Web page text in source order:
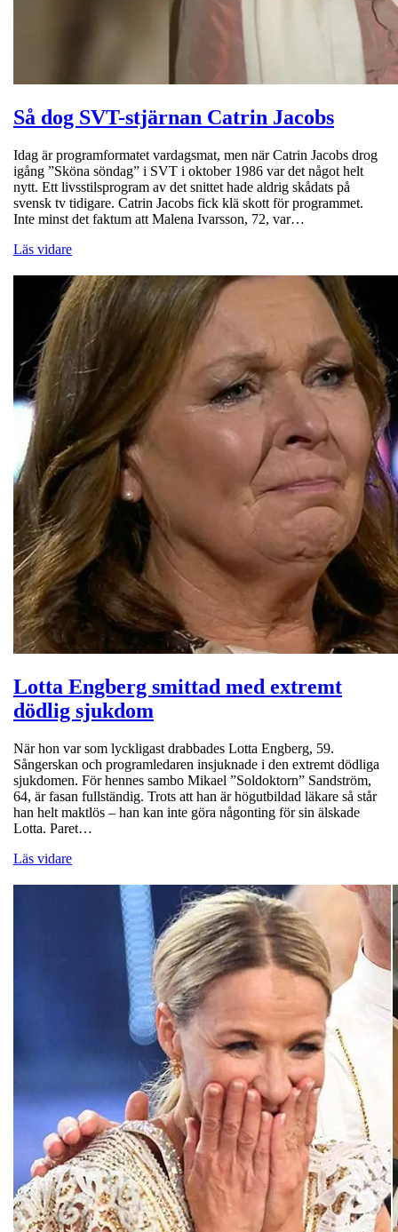
Så dog SVT-stjärnan Catrin Jacobs
Idag är programformatet vardagsmat, men när Catrin Jacobs drog
igång ”Sköna söndag” i SVT i oktober 1986 var det något helt
nytt. Ett livsstilsprogram av det snittet hade aldrig skådats på
svensk tv tidigare. Catrin Jacobs fick klä skott för programmet.
Inte minst det faktum att Malena Ivarsson, 72, var…
Läs vidare
Lotta Engberg smittad med extremt
dödlig sjukdom
När hon var som lyckligast drabbades Lotta Engberg, 59.
Sångerskan och programledaren insjuknade i den extremt dödliga
sjukdomen. För hennes sambo Mikael ”Soldoktorn” Sandström,
64, är fasan fullständig. Trots att han är högutbildad läkare så står
han helt maktlös – han kan inte göra någonting för sin älskade
Lotta. Paret…
Läs vidare